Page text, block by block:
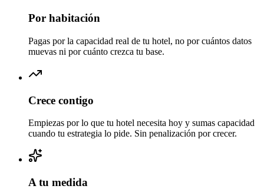
Por habitación
Pagas por la capacidad real de tu hotel, no por cuántos datos
muevas ni por cuánto crezca tu base.
Crece contigo
Empiezas por lo que tu hotel necesita hoy y sumas capacidad
cuando tu estrategia lo pide. Sin penalización por crecer.
A tu medida